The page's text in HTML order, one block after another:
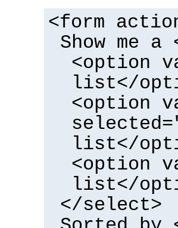
<form
Show me
<option
list</
<option
list</
<option
list</
</select>